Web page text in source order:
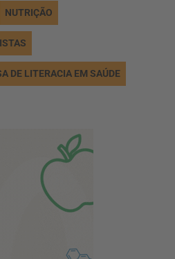
NUTRIÇÃO
DE LITERACIA EM SAÚDE